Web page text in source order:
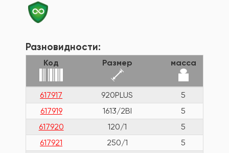
Разновидности:
Код Размер масса
617917 920PLUS
5
617919
1613/2BI
5
617920
120/1
5
617921
250/1
5